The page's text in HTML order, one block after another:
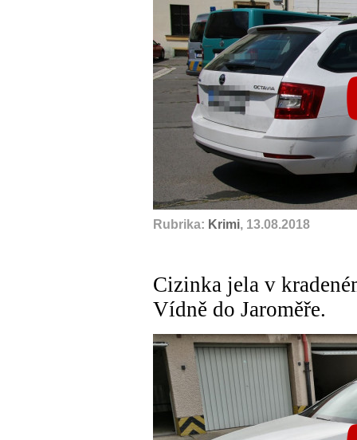
Rubrika: Krimi, 13.08.2018
Cizinka jela v
Vídně do Jaroměře.